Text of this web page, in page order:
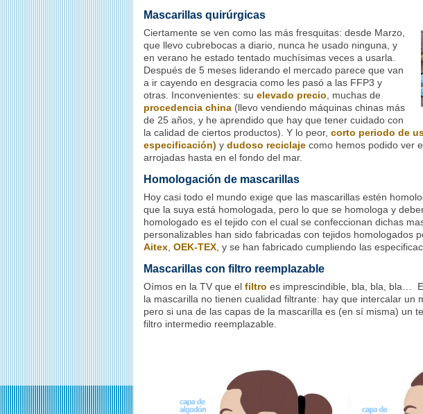
Mascarillas quirúrgicas
Ciertamente se ven como las más fresquitas: desde Marzo,
que llevo cubrebocas a diario, nunca he usado ninguna, y
en verano he estado tentado muchísimas veces a usarla.
Después de 5 meses liderando el mercado parece que van
a ir cayendo en desgracia como les pasó a las FFP3 y
otras. Inconvenientes: su elevado precio, muchas de
procedencia china (llevo vendiendo máquinas chinas más
de 25 años, y he aprendido que hay que tener cuidado con
la calidad de ciertos productos). Y lo peor, corto periodo de
especificación) y dudoso reciclaje como hemos podido ver
arrojadas hasta en el fondo del mar.
Homologación de mascarillas
Hoy casi todo el mundo exige que las mascarillas estén
que la suya está homologada, pero lo que se homologa y
homologado es el tejido con el cual se confeccionan dichas
personalizables han sido fabricadas con tejidos homologados
Aitex, OEK-TEX, y se han fabricado cumpliendo las
Mascarillas con filtro reemplazable
Oímos en la TV que el filtro es imprescindible, bla, bla, bla…
la mascarilla no tienen cualidad filtrante: hay que intercalar un
pero si una de las capas de la mascarilla es (en sí misma) un
filtro intermedio reemplazable.